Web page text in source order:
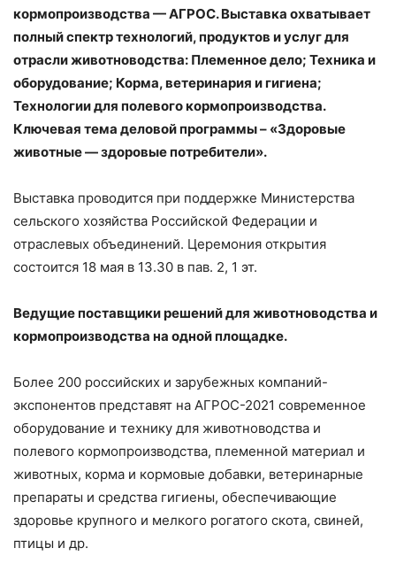
кормопроизводства — АГРОС. Выставка охватывает
полный спектр технологий, продуктов и услуг для
отрасли животноводства: Племенное дело; Техника и
оборудование; Корма, ветеринария и гигиена;
Технологии для полевого кормопроизводства.
Ключевая тема деловой программы – «Здоровые
животные — здоровые потребители».
Выставка проводится при поддержке Министерства
сельского хозяйства Российской Федерации и
отраслевых объединений. Церемония открытия
состоится 18 мая в 13.30 в пав. 2, 1 эт.
Ведущие поставщики решений для животноводства и
кормопроизводства на одной площадке.
Более 200 российских и зарубежных компаний-
экспонентов представят на АГРОС-2021 современное
оборудование и технику для животноводства и
полевого кормопроизводства, племенной материал и
животных, корма и кормовые добавки, ветеринарные
препараты и средства гигиены, обеспечивающие
здоровье крупного и мелкого рогатого скота, свиней,
птицы и др.